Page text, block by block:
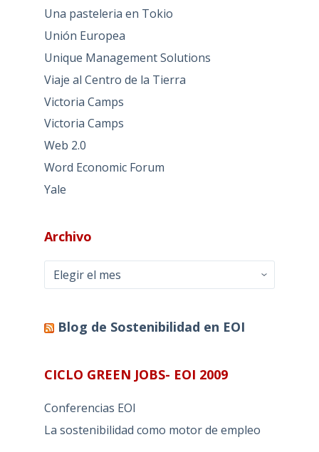
Una pasteleria en Tokio
Unión Europea
Unique Management Solutions
Viaje al Centro de la Tierra
Victoria Camps
Victoria Camps
Web 2.0
Word Economic Forum
Yale
Archivo
Archivo
Blog de Sostenibilidad en EOI
CICLO GREEN JOBS- EOI 2009
Conferencias EOI
La sostenibilidad como motor de empleo